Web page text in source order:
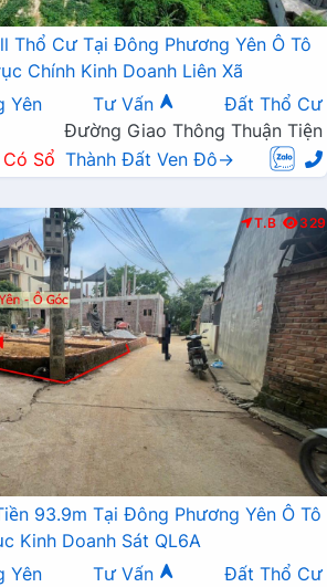
Thổ Cư Tại Đông Phương Yên Ô Tô
Chính Kinh Doanh Liên Xã
Yên Tư Vấn
Đất Thổ Cư
Đường Giao Thông Thuận Tiện
Sổ Thành Đất Ven Đô→
T.B 329
93.9m Tại Đông Phương Yên Ô Tô
Kinh Doanh Sát QL6A
Yên Tư Vấn
Đất Thổ Cư